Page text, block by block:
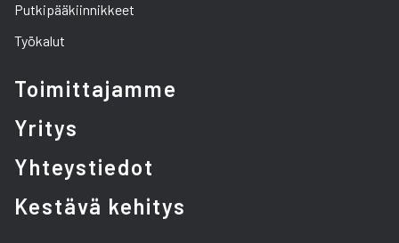
Putkipääkiinnikkeet
Työkalut
Toimittajamme
Yritys
Yhteystiedot
Kestävä kehitys